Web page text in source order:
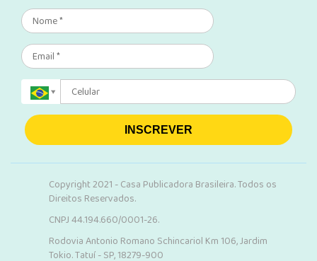
INSCREVER
Copyright 2021 - Casa Publicadora Brasileira. Todos os
Direitos Reservados.
CNPJ 44.194.660/0001-26.
Rodovia Antonio Romano Schincariol Km 106, Jardim
Tokio. Tatuí - SP, 18279-900